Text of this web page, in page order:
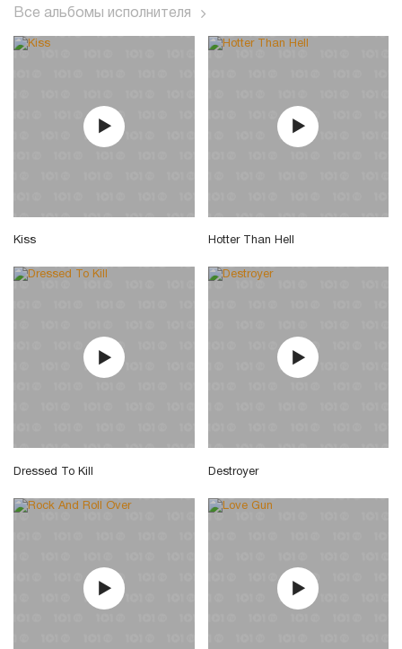
Все альбомы исполнителя
Kiss Hotter Than Hell
Dressed To Kill Destroyer